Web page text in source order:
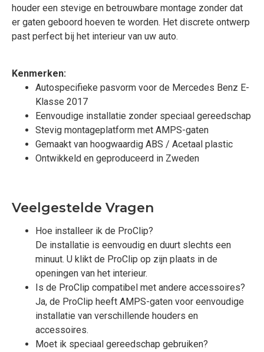
houder een stevige en betrouwbare montage zonder dat
er gaten geboord hoeven te worden. Het discrete ontwerp
past perfect bij het interieur van uw auto.
Kenmerken:
Autospecifieke pasvorm voor de Mercedes Benz E-
Klasse 2017
Eenvoudige installatie zonder speciaal gereedschap
Stevig montageplatform met AMPS-gaten
Gemaakt van hoogwaardig ABS / Acetaal plastic
Ontwikkeld en geproduceerd in Zweden
Veelgestelde Vragen
Hoe installeer ik de ProClip?
De installatie is eenvoudig en duurt slechts een
minuut. U klikt de ProClip op zijn plaats in de
openingen van het interieur.
Is de ProClip compatibel met andere accessoires?
Ja, de ProClip heeft AMPS-gaten voor eenvoudige
installatie van verschillende houders en
accessoires.
Moet ik speciaal gereedschap gebruiken?